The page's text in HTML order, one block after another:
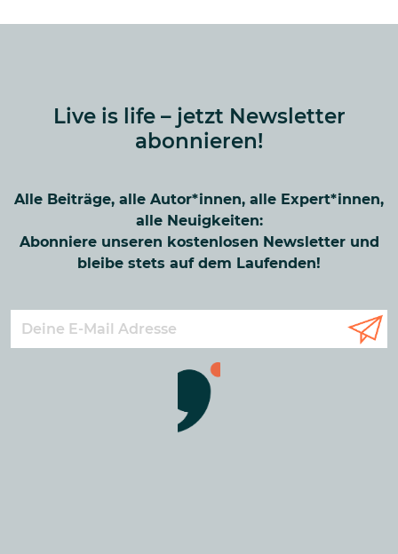
Live is life – jetzt Newsletter
abonnieren!
Alle Beiträge, alle Autor*innen, alle Expert*innen,
alle Neuigkeiten:
Abonniere unseren kostenlosen Newsletter und
bleibe stets auf dem Laufenden!